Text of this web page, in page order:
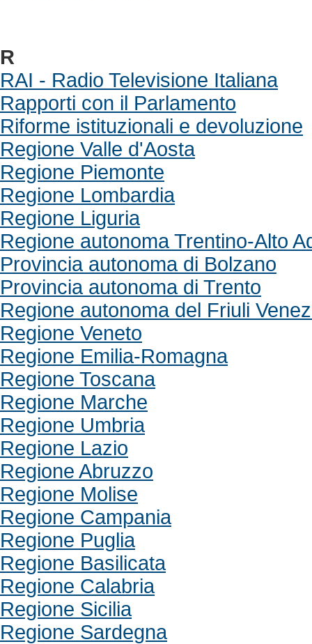
R
RAI - Radio Televisione Italiana
Rapporti con il Parlamento
Riforme istituzionali e devoluzione
Regione Valle d'Aosta
Regione Piemonte
Regione Lombardia
Regione Liguria
Regione autonoma Trentino-Alto
Provincia autonoma di Bolzano
Provincia autonoma di Trento
Regione autonoma del Friuli
Regione Veneto
Regione Emilia-Romagna
Regione Toscana
Regione Marche
Regione Umbria
Regione Lazio
Regione Abruzzo
Regione Molise
Regione Campania
Regione Puglia
Regione Basilicata
Regione Calabria
Regione Sicilia
Regione Sardegna